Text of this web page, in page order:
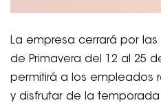
La empresa cerrará por
de Primavera del 12 al 25
permitirá a los empleados
y disfrutar de la temporada